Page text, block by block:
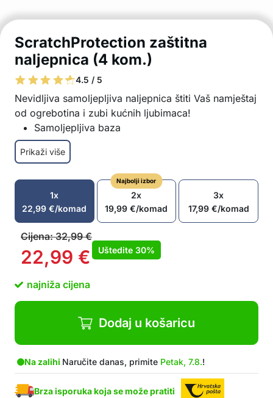
ScratchProtection zaštitna
naljepnica (4 kom.)
4.5 / 5
Nevidljiva samoljepljiva naljepnica štiti Vaš namještaj
od ogrebotina i zubi kućnih ljubimaca!
Samoljepljiva baza
Štiti od oštrih kandži i zuba
Za zidove i sve vrste namještaja
Za višekratnu upotrebu
Nema više brige o uništenom namještaju
Paket sadrži 4x zaštitna naljepnica
Prikaži više
1x
22,99€/komad
Najbolji izbor
2x
19,99€/komad
3x
17,99 €/komad
Cijena:32,99€
22,99 € Uštedite 30%
najniža cijena
Dodaj u košaricu
Na zalihi Naručite danas, primite Petak, 7.8.!
Brza isporuka koja se može pratiti